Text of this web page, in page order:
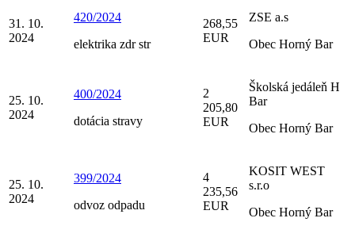
31. 10.
2024
420/2024
elektrika zdr str
268,55
EUR
ZSE a.s
Obec Horný Bar
25. 10.
2024
400/2024
dotácia stravy
2
205,80
EUR
Školská jedáleň H
Bar
Obec Horný Bar
25. 10.
2024
399/2024
odvoz odpadu
4
235,56
EUR
KOSIT WEST
s.r.o
Obec Horný Bar